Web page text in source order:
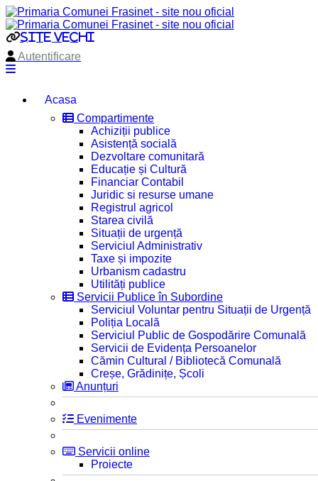
site vechi
Autentificare
Acasa
Compartimente
Achiziții publice
Asistență socială
Dezvoltare comunitară
Educație și Cultură
Financiar Contabil
Juridic si resurse umane
Registrul agricol
Starea civilă
Situații de urgență
Serviciul Administrativ
Taxe și impozite
Urbanism cadastru
Utilități publice
Servicii Publice în Subordine
Serviciul Voluntar pentru Situații de Urgență
Poliția Locală
Serviciul Public de Gospodărire Comunală
Servicii de Evidența Persoanelor
Cămin Cultural / Bibliotecă Comunală
Creșe, Grădinițe, Școli
Anunțuri
Evenimente
Servicii online
Proiecte